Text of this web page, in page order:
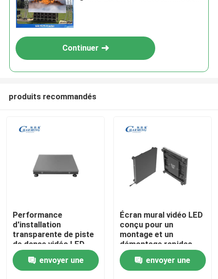
Aperçu
Produits
Continuer
produits recommandés
Performance
d'installation
transparente de piste
de danse vidéo LED
professionnelle et
image vive pour les
applications
envoyer une
Écran mural vidéo LED
conçu pour un
montage et un
démontage rapides
permettant un
déploiement flexible
lors des salons
envoyer une